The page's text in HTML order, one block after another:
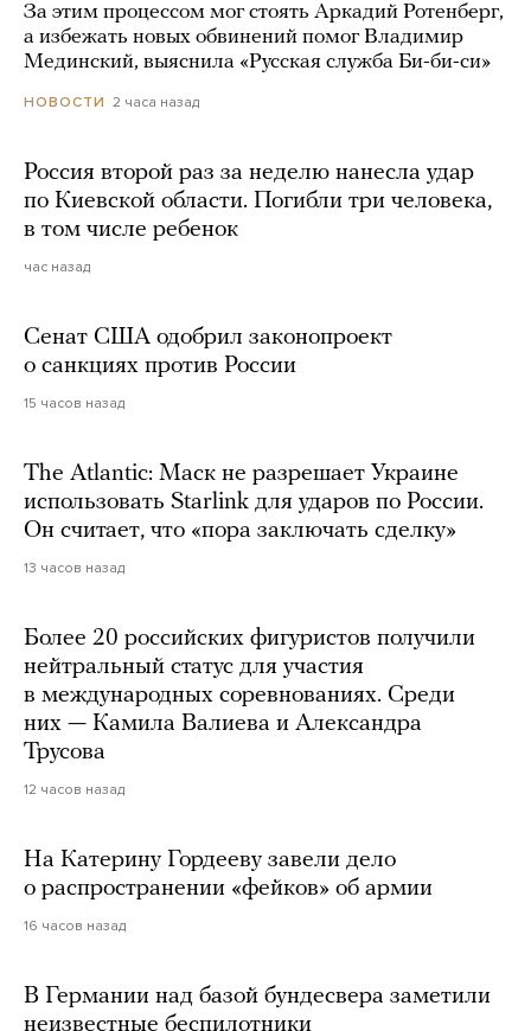
За этим процессом мог стоять Аркадий Ротенберг,
а избежать новых обвинений помог Владимир
Мединский, выяснила «Русская служба Би-би-си»
НОВОСТИ 2 часа назад
Россия второй раз за неделю нанесла удар
по Киевской области. Погибли три человека,
в том числе ребенок
час назад
Сенат США одобрил законопроект
о санкциях против России
15 часов назад
The Atlantic: Маск не разрешает Украине
использовать Starlink для ударов по России.
Он считает, что «пора заключать сделку»
13 часов назад
Более 20 российских фигуристов получили
нейтральный статус для участия
в международных соревнованиях. Среди
них — Камила Валиева и Александра
Трусова
12 часов назад
На Катерину Гордееву завели дело
о распространении «фейков» об армии
16 часов назад
В Германии над базой бундесвера заметили
неизвестные беспилотники